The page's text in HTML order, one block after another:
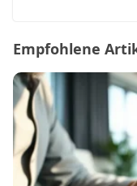
Empfohlene